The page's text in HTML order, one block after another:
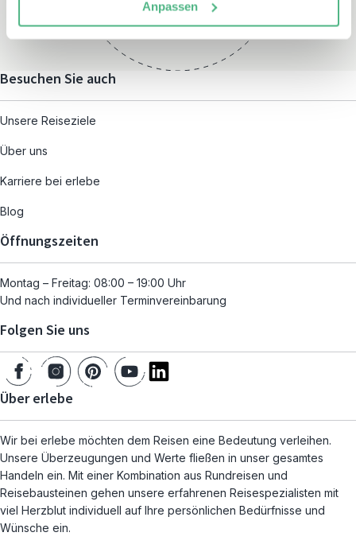
Anpassen
Terminvereinbarung
Besuchen Sie auch
Unsere Reiseziele
Über uns
Karriere bei erlebe
Blog
Öffnungszeiten
Montag – Freitag: 08:00 – 19:00 Uhr
Und nach individueller Terminvereinbarung
Folgen Sie uns
Über erlebe
Wir bei erlebe möchten dem Reisen eine Bedeutung verleihen.
Unsere Überzeugungen und Werte fließen in unser gesamtes
Handeln ein. Mit einer Kombination aus Rundreisen und
Reisebausteinen gehen unsere erfahrenen Reisespezialisten mit
viel Herzblut individuell auf Ihre persönlichen Bedürfnisse und
Wünsche ein.